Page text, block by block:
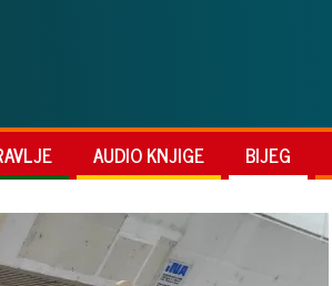
AUDIO KNJIGE BIJEG